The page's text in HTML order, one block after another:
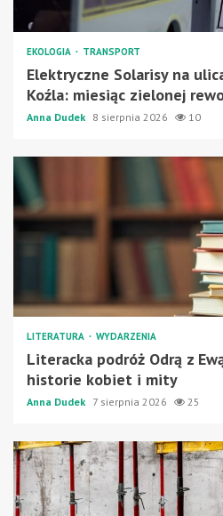
EKOLOGIA TRANSPORT
Elektryczne Solarisy na
Koźla: miesiąc zielonej
Anna Dudek 8 sierpnia 2026 10
LITERATURA WYDARZENIA
Literacka podróż Odrą z
historie kobiet i mity
Anna Dudek 7 sierpnia 2026 25